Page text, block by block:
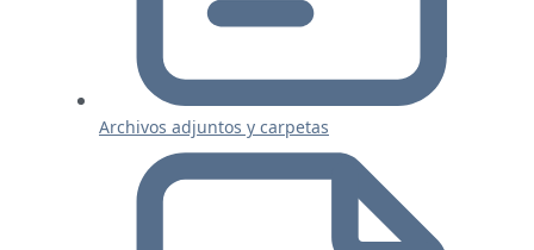
Archivos adjuntos y carpetas